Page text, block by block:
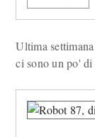
Ultima
ci sono un po'